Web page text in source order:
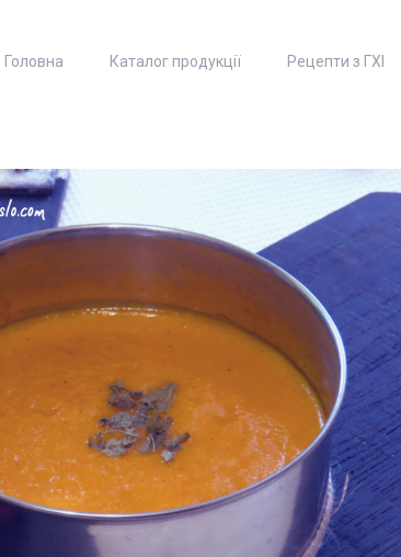
Головна Каталог продукції Рецепти з ГХІ
ДОСТАВКА ТА ОПЛАТА
ПАРТНЕРИ
ВІДЕО